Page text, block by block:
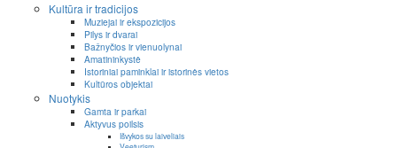
Kultūra ir tradicijos
Muziejai ir ekspozicijos
Pilys ir dvarai
Bažnyčios ir vienuolynai
Amatininkystė
Istoriniai paminklai ir istorinės vietos
Kultūros objektai
Nuotykis
Gamta ir parkai
Aktyvus poilsis
Išvykos su laiveliais